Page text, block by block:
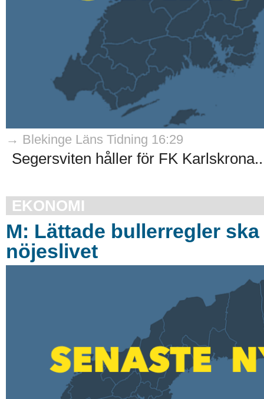
→ Blekinge Läns Tidning 16:29
Segersviten håller för FK Karlskrona..
EKONOMI
M: Lättade bullerregler
nöjeslivet